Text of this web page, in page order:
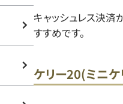
キャッシュレス決
すすめです。
ケリー20(ミニ